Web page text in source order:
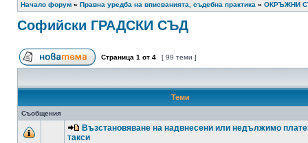
Начало форум » Правна уредба на вписванията, съдебна практика » ОКРЪЖНИ
Софийски ГРАДСКИ СЪД
Страница 1 от 4 [ 99 теми ]
Теми
Съобщения
Възстановяване на надвнесени или недължимо
такси